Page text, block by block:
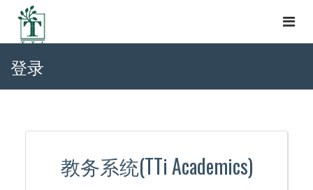
登录
教务系统(TTi Academics)